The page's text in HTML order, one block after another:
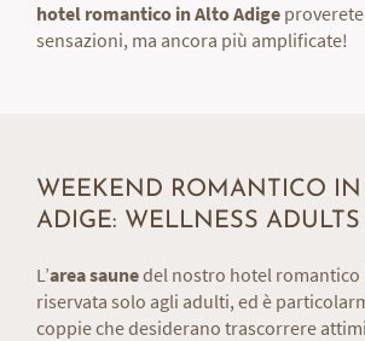
hotel romantico in Alto Adige
sensazioni, ma ancora più amplificate!
WEEKEND ROMANTICO IN
ADIGE: WELLNESS
L’area saunedel nostro hotel romantico
riservata solo agli adulti, ed è
coppie che desiderano trascorrere